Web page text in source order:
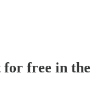
for free in the